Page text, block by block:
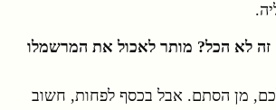
זה לא הכל? מותר לאכול את המרשמלו
מן הסתם. אבל בכסף לפחות, חשוב